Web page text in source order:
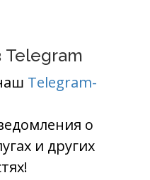
Telegram-
о
и других